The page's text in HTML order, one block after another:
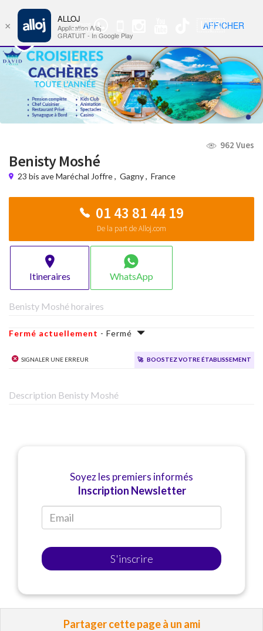
Groupe
WhatsApp
🇺🇸 Nav
962 Vues
Benisty Moshé
23 bis ave Maréchal Joffre, Gagny, France
01 43 81 44 19
De la part de Alloj.com
Itineraires WhatsApp
Benisty Moshé horaires
Fermé actuellement - Fermé
Signaler une erreur 🚀 Boostez votre établissement
Description Benisty Moshé
Soyez les premiers informés
Inscription Newsletter
S'inscrire
Partager cette page à un ami
×
ALLOJ
Application Alloj
GRATUIT - In Google Play
AFFICHER